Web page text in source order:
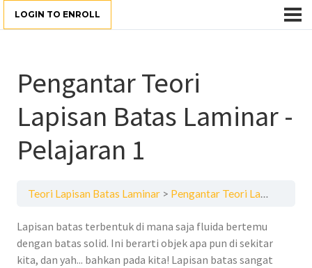
LOGIN TO ENROLL
Pengantar Teori
Lapisan Batas Laminar -
Pelajaran 1
Teori Lapisan Batas Laminar Pengantar Teori Lapisan Batas Laminar - Pelajaran 1
Lapisan batas terbentuk di mana saja fluida bertemu
dengan batas solid. Ini berarti objek apa pun di sekitar
kita, dan yah... bahkan pada kita! Lapisan batas sangat